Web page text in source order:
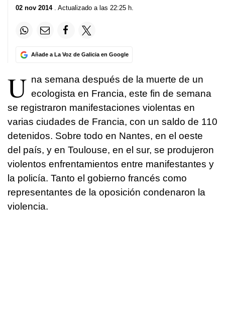
02 nov 2014. Actualizado a las 22:25 h.
Añade a La Voz de Galicia en Google
U na semana después de la muerte de un
ecologista en Francia, este fin de semana
se registraron manifestaciones violentas en
varias ciudades de Francia, con un saldo de 110
detenidos. Sobre todo en Nantes, en el oeste
del país, y en Toulouse, en el sur, se produjeron
violentos enfrentamientos entre manifestantes y
la policía. Tanto el gobierno francés como
representantes de la oposición condenaron la
violencia.